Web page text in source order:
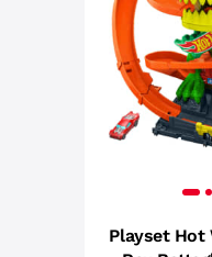
Playset Hot